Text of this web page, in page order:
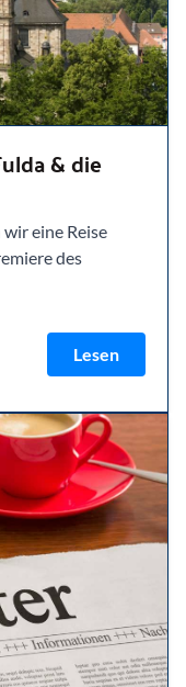
& die
eine Reise
des
Lesen